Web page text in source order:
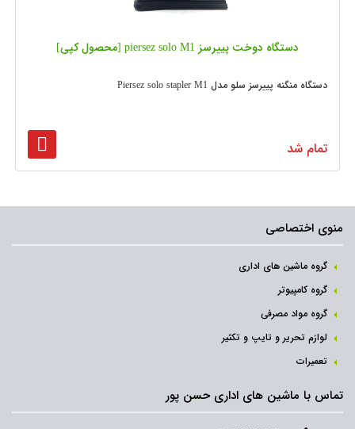
دستگاه دوخت پییرسز piersez solo M1 [محصول کپی]
دستگاه منگنه پییرسز سلو مدل Piersez solo stapler M1
تمام شد
منوی اختصاصی
گروه ماشین های اداری
گروه کامپیوتر
گروه مواد مصرفی
لوازم تحریر و تایپ و تکثیر
تعمیرات
تماس با ماشین های اداری حسن پور